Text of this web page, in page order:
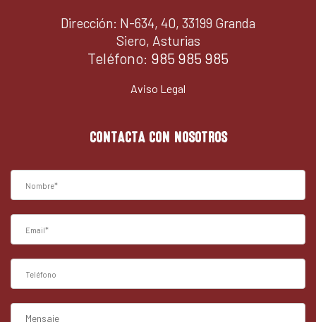
Dirección: N-634, 40, 33199 Granda
Siero, Asturias
Teléfono: 985 985 985
Aviso Legal
CONTACTA CON NOSOTROS